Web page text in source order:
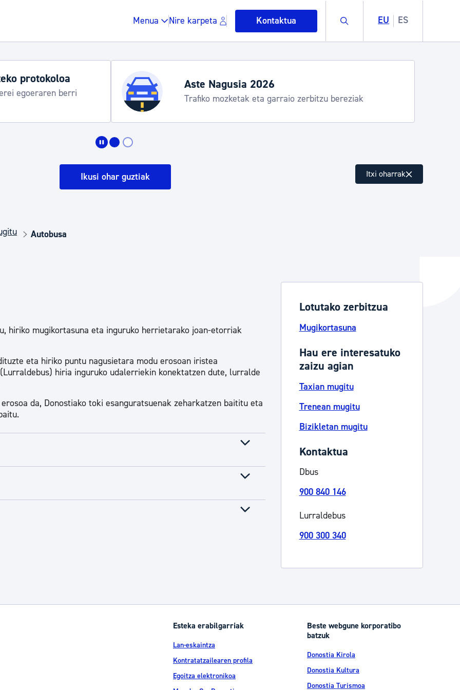
Menua Nire karpeta Kontaktua Buscar EU ES
Gune publikoa, hondakinak eta ingurumena
Berdintasuna, Giza Eskubideak eta bizikidetza
Udal administrazioa
Tramitaziorako laguntza
protokoloa
egoeraren berri
Aste Nagusia 2026
Trafiko mozketak eta garraio zerbitzu bereziak
Ikusi ohar guztiak Itxi oharrak
Autobusa
hiriko mugikortasuna eta inguruko herrietarako joan-etorriak
eta hiriko puntu nagusietara modu erosoan iristea
hiria inguruko udalerriekin konektatzen dute, lurralde
da, Donostiako toki esanguratsuenak zeharkatzen baititu eta
Lotutako zerbitzua
Mugikortasuna
Hau ere interesatuko
zaizu agian
Taxian mugitu
Trenean mugitu
Bizikletan mugitu
Kontaktua
Dbus
900 840 146
Lurraldebus
900 300 340
Esteka erabilgarriak
Lan-eskaintza
Kontratatzailearen profila
Egoitza elektronikoa
Beste webgune korporatibo
batzuk
Donostia Kirola
Donostia Kultura
Donostia Turismoa